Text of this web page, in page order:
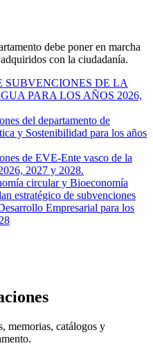
debe poner en marcha
con la ciudadanía.
SUBVENCIONES DE LA
PARA LOS AÑOS 2026,
del departamento de
y Sostenibilidad para los años
de EVE-Ente vasco de la
2027 y 2028.
circular y Bioeconomía
estratégico de subvenciones
Empresarial para los
memorias, catálogos y